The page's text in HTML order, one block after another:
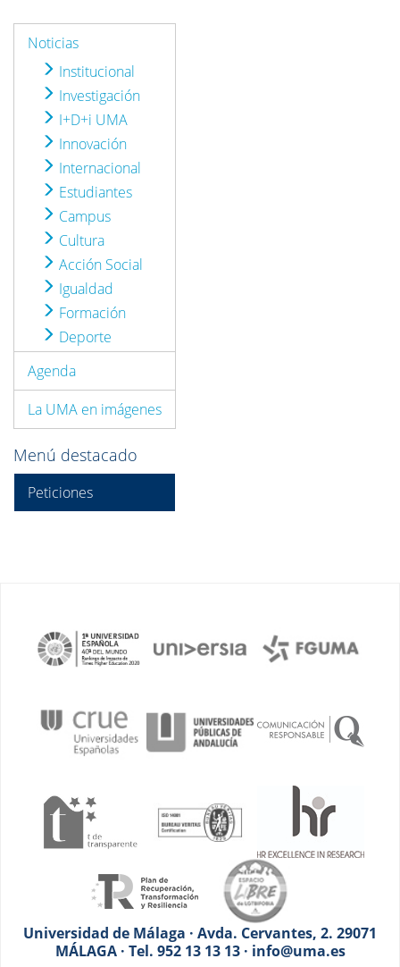
Noticias
Institucional
Investigación
I+D+i UMA
Innovación
Internacional
Estudiantes
Campus
Cultura
Acción Social
Igualdad
Formación
Deporte
Agenda
La UMA en imágenes
Menú destacado
Peticiones
Universidad de Málaga · Avda. Cervantes, 2. 29071
MÁLAGA · Tel. 952 13 13 13 · info@uma.es